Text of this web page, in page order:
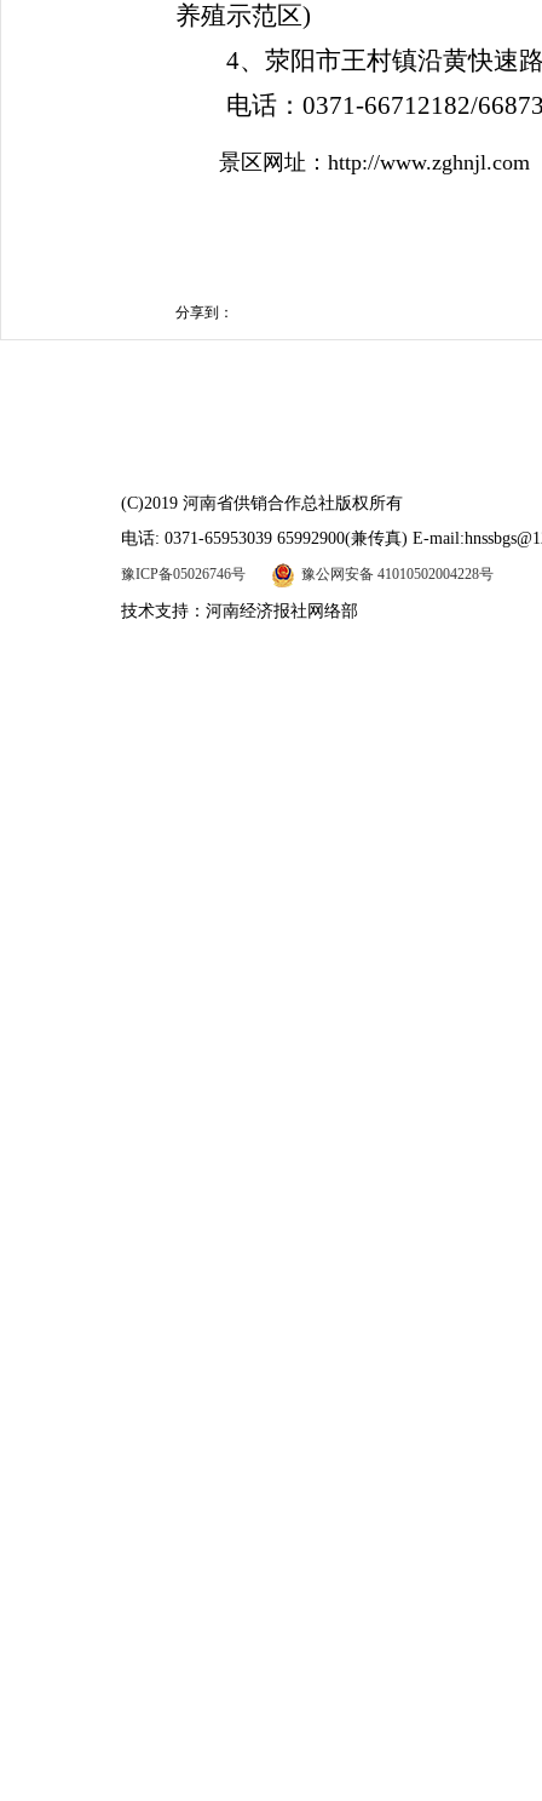
养殖示范区)
4、荥阳市王村镇沿黄快速
电话：0371-66712182/
景区网址：http://www.zghnjl.com
分享到：
(C)2019 河南省供销合作总社版权所有
电话: 0371-65953039 65992900(兼传真) E-
豫ICP备05026746号 豫公网安备 41010502004228号
技术支持：河南经济报社网络部